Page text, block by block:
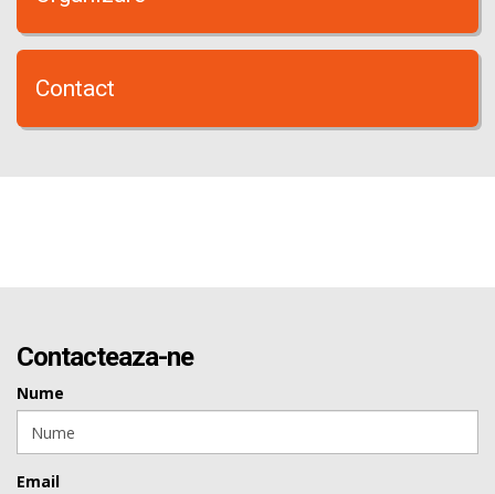
Contact
Contacteaza-ne
Nume
Email